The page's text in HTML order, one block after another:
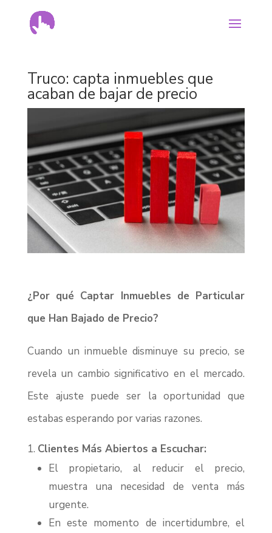
Truco: capta inmuebles que
acaban de bajar de precio
¿Por qué Captar Inmuebles de Particular
que Han Bajado de Precio?
Cuando un inmueble disminuye su precio, se
revela un cambio significativo en el mercado.
Este ajuste puede ser la oportunidad que
estabas esperando por varias razones.
Clientes Más Abiertos a Escuchar:
El propietario, al reducir el precio,
muestra una necesidad de venta más
urgente.
En este momento de incertidumbre, el